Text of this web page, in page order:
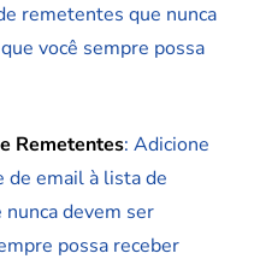
remetentes que nunca
você sempre possa
Remetentes: Adicione
de email à lista de
devem ser
possa receber